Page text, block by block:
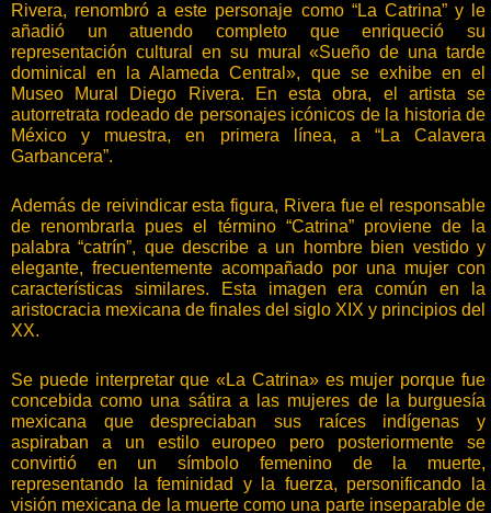
Rivera, renombró a este personaje como “La Catrina” y le
añadió un atuendo completo que enriqueció su
representación cultural en su mural «Sueño de una tarde
dominical en la Alameda Central», que se exhibe en el
Museo Mural Diego Rivera. En esta obra, el artista se
autorretrata rodeado de personajes icónicos de la historia de
México y muestra, en primera línea, a “La Calavera
Garbancera”.
Además de reivindicar esta figura, Rivera fue el responsable
de renombrarla pues el término “Catrina” proviene de la
palabra “catrín”, que describe a un hombre bien vestido y
elegante, frecuentemente acompañado por una mujer con
características similares. Esta imagen era común en la
aristocracia mexicana de finales del siglo XIX y principios del
XX.
Se puede interpretar que «La Catrina» es mujer porque fue
concebida como una sátira a las mujeres de la burguesía
mexicana que despreciaban sus raíces indígenas y
aspiraban a un estilo europeo pero posteriormente se
convirtió en un símbolo femenino de la muerte,
representando la feminidad y la fuerza, personificando la
visión mexicana de la muerte como una parte inseparable de